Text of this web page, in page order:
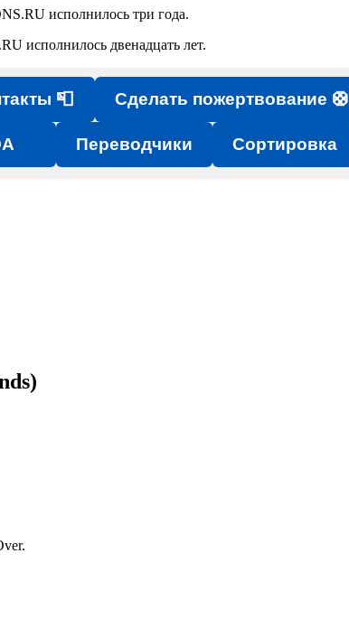
исполнилось три года.
исполнилось двенадцать лет.
📮 Сделать пожертвование 🛟
Переводчики Сортировка